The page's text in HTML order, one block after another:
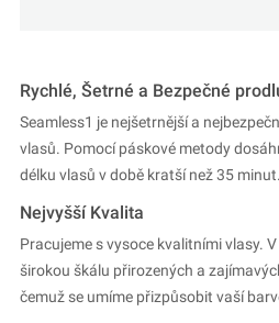
Rychlé, Šetrné a Bezpečné
Seamless1 je nejšetrnější a
vlasů. Pomocí páskové metody
délku vlasů v době kratší než 35 minut.
Nejvyšší Kvalita
Pracujeme s vysoce kvalitními vlasy.
širokou škálu přirozených a
čemuž se umíme přizpůsobit vaší